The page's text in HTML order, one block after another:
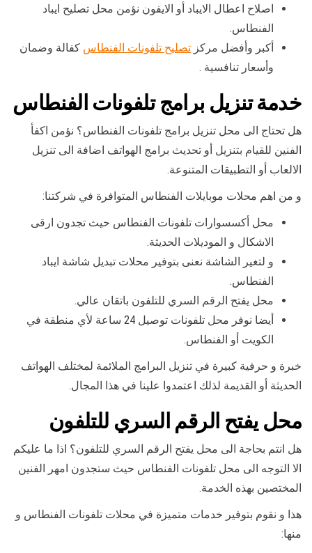
اصلاح اعطال الايباد أو الايفون نؤمن محل تصليح ايباد
الفنطاس.
أكبر وأفضل مركز تصليح تلفونات الفنطاس كفالة وضمان
وأسعار تنافسية .
خدمة تنزيل برامج تلفونات الفنطاس
هل تحتاج الى محل تنزيل برامج تلفونات الفنطاس؟ نؤمن اكفأ
الفنين للقيام بتنزيل أو تحديث برامج الهواتف اضافة الى تنزيل
الالعاب أو التطبيقات المتنوعة.
و من اهم محلات موبايلات الفنطاس المتوافرة في شركتنا:
محل أكسسوارات تلفونات الفنطاس حيث تجدون ارقى
الاشكال و الموديلات الحديثة.
و لتغير الشاشة نعنى بتوفير محلات تبديل شاشة ايباد
الفنطاس.
محل يفتح الرقم السري للتلفون باتقان عالي.
أيضا نوفر محل تلفونات توصيل 24 ساعة لأي منطقة في
الكويت أو الفنطاس.
خبرة و حرفية كبيرة في تنزيل البرامج الملائمة لمختلف الهواتف
الحديثة أو القديمة لذلك اعتمدوا علينا في هذا المجال.
محل يفتح الرقم السري للتلفون
هل انتم بحاجة الى محل يفتح الرقم السري للتلفون؟ اذا ما عليكم
الا التوجه الى محل تلفونات الفنطاس حيث ستجدون امهر الفنين
المختصين بهذه الخدمة.
هذا و نقوم بتوفير خدمات متميزة في محلات تلفونات الفنطاس و
منها: